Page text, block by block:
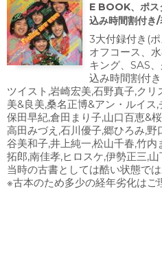
E BOOK、ポス
込み時間割付き
3大付録付き(ポ
オフコース、
キング、SAS
込み時間割付き
ツイスト,岩崎宏美,石野真子,ク
美&良美,桑名正博&アン・ルイス
保田早紀,倉田まり子,山口百恵&
高田みづえ,石川優子,郷ひろみ,
谷美和子,井上純一,松山千春,竹内
拓郎,南佳孝,ヒロスケ,伊勢正三,山
当時の古書としては酷い状態では
※古本のため多少の経年劣化はご